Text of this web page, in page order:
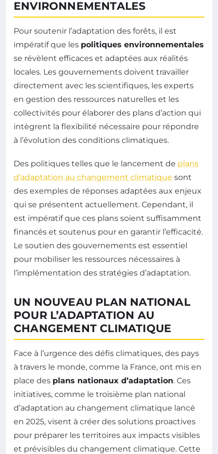
ENVIRONNEMENTALES
Pour soutenir l’adaptation des forêts, il est
impératif que les politiques environnementales
se révèlent efficaces et adaptées aux réalités
locales. Les gouvernements doivent travailler
directement avec les scientifiques, les experts
en gestion des ressources naturelles et les
collectivités pour élaborer des plans d’action qui
intègrent la flexibilité nécessaire pour répondre
à l’évolution des conditions climatiques.
Des politiques telles que le lancement de plans
d’adaptation au changement climatique sont
des exemples de réponses adaptées aux enjeux
qui se présentent actuellement. Cependant, il
est impératif que ces plans soient suffisamment
financés et soutenus pour en garantir l’efficacité.
Le soutien des gouvernements est essentiel
pour mobiliser les ressources nécessaires à
l’implémentation des stratégies d’adaptation.
UN NOUVEAU PLAN NATIONAL
POUR L’ADAPTATION AU
CHANGEMENT CLIMATIQUE
Face à l’urgence des défis climatiques, des pays
à travers le monde, comme la France, ont mis en
place des plans nationaux d’adaptation. Ces
initiatives, comme le troisième plan national
d’adaptation au changement climatique lancé
en 2025, visent à créer des solutions proactives
pour préparer les territoires aux impacts visibles
et prévisibles du changement climatique. Cette